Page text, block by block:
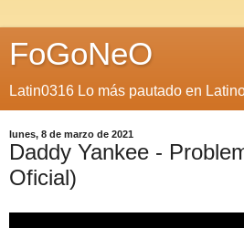
FoGoNeO
Latin0316 Lo más pautado en
lunes, 8 de marzo de 2021
Daddy Yankee -
Oficial)